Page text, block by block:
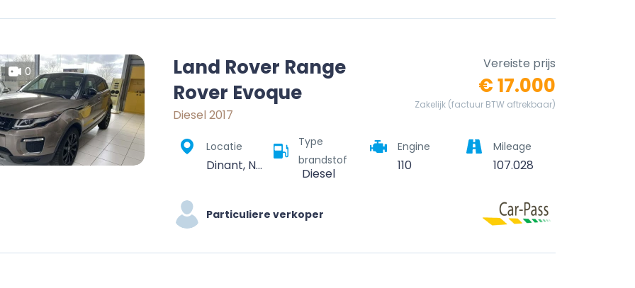
0
Land Rover Range
Rover Evoque
Diesel 2017
Vereiste prijs
€ 17.000
Zakelijk (factuur BTW aftrekbaar)
Locatie
Dinant, Namur, Wallonie, Belgique
Type
brandstof
Diesel
Engine
110
Mileage
107.028
Particuliere verkoper